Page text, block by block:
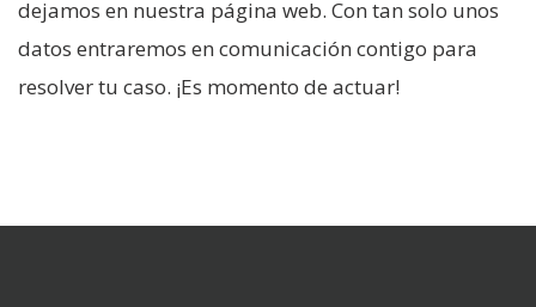
dejamos en nuestra página web. Con tan solo unos
datos entraremos en comunicación contigo para
resolver tu caso. ¡Es momento de actuar!